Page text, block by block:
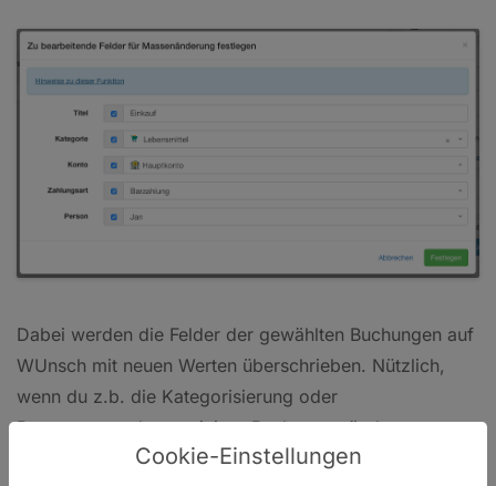
Funktionen
Dabei werden die Felder der gewählten Buchungen auf
WUnsch mit neuen Werten überschrieben. Nützlich,
wenn du z.b. die Kategorisierung oder
Personenzuordnung einiger Buchungen ändern
Cookie-Einstellungen